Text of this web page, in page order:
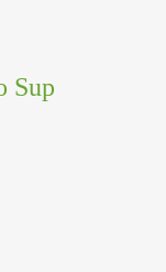
Sup